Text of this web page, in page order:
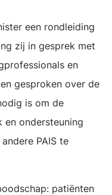
een rondleiding
zij in gesprek met
en
gesproken over de
is om de
ondersteuning
PAIS te
patiënten